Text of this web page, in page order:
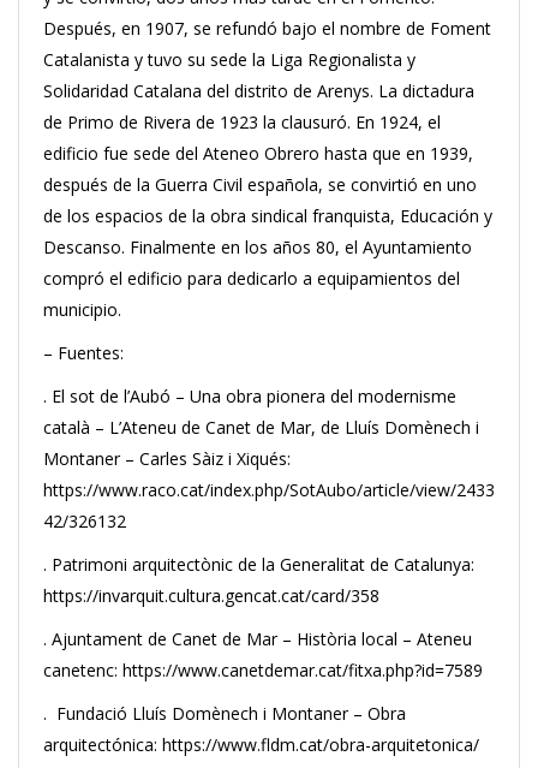
Después, en 1907, se refundó bajo el nombre de Foment
Catalanista y tuvo su sede la Liga Regionalista y
Solidaridad Catalana del distrito de Arenys. La dictadura
de Primo de Rivera de 1923 la clausuró. En 1924, el
edificio fue sede del Ateneo Obrero hasta que en 1939,
después de la Guerra Civil española, se convirtió en uno
de los espacios de la obra sindical franquista, Educación y
Descanso. Finalmente en los años 80, el Ayuntamiento
compró el edificio para dedicarlo a equipamientos del
municipio.
– Fuentes:
. El sot de l’Aubó – Una obra pionera del modernisme
català – L’Ateneu de Canet de Mar, de Lluís Domènech i
Montaner – Carles Sàiz i Xiqués:
https://www.raco.cat/index.php/SotAubo/article/view/2433
42/326132
. Patrimoni arquitectònic de la Generalitat de Catalunya:
https://invarquit.cultura.gencat.cat/card/358
. Ajuntament de Canet de Mar – Història local – Ateneu
canetenc: https://www.canetdemar.cat/fitxa.php?id=7589
. Fundació Lluís Domènech i Montaner – Obra
arquitectónica: https://www.fldm.cat/obra-arquitetonica/